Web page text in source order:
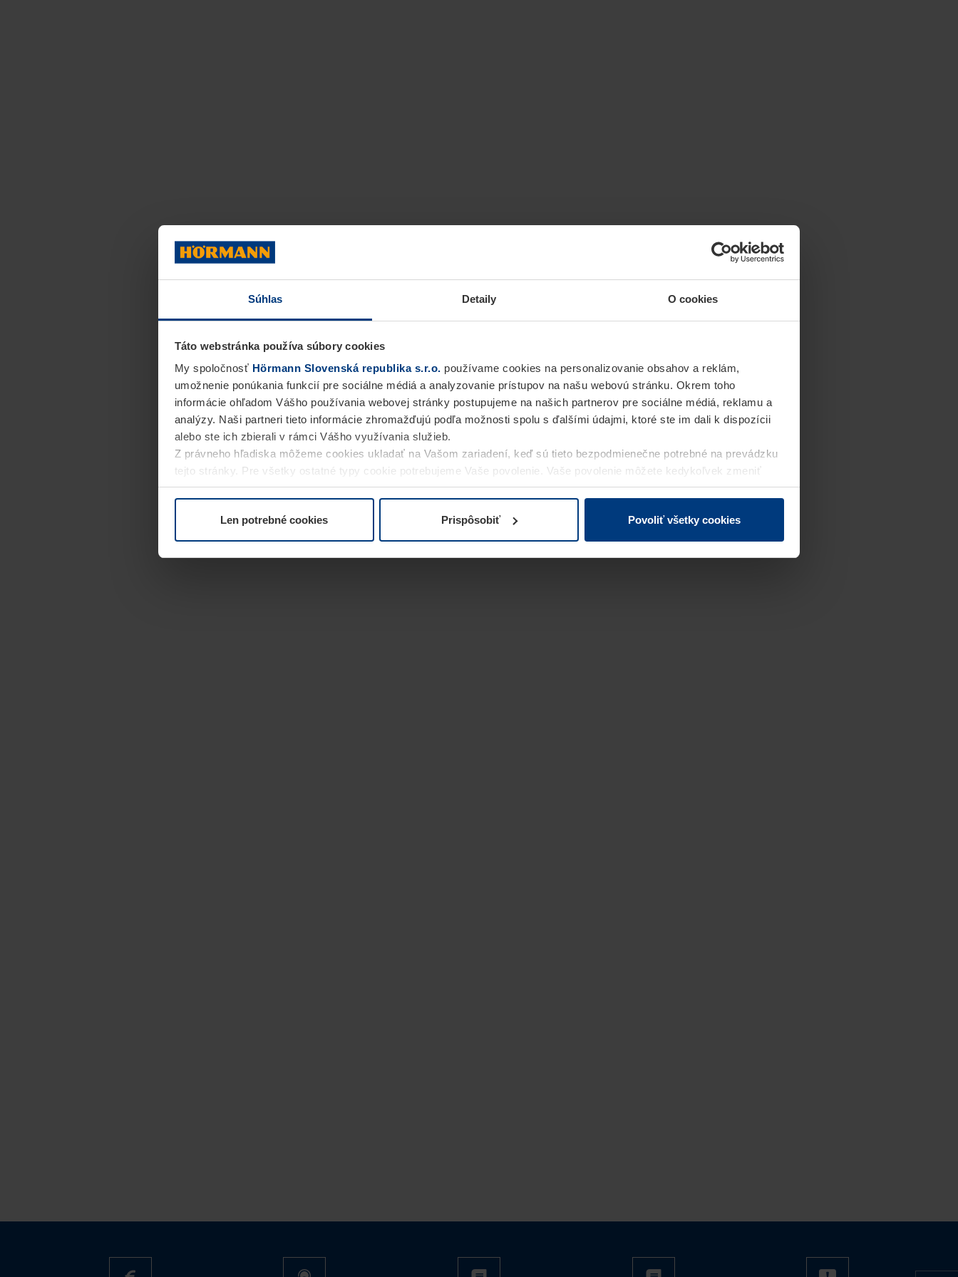
Súhlas Detaily O cookies
Táto webstránka používa súbory cookies
My spoločnosť Hörmann Slovenská republika s.r.o. používame cookies na personalizovanie obsahov a reklám,
umožnenie ponúkania funkcií pre sociálne médiá a analyzovanie prístupov na našu webovú stránku. Okrem toho
informácie ohľadom Vášho používania webovej stránky postupujeme na našich partnerov pre sociálne médiá, reklamu a
analýzy. Naši partneri tieto informácie zhromažďujú podľa možnosti spolu s ďalšími údajmi, ktoré ste im dali k dispozícii
alebo ste ich zbierali v rámci Vášho využívania služieb.
Z právneho hľadiska môžeme cookies ukladať na Vašom zariadení, keď sú tieto bezpodmienečne potrebné na prevádzku
tejto stránky. Pre všetky ostatné typy cookie potrebujeme Vaše povolenie. Vaše povolenie môžete kedykoľvek zmeniť
alebo odvolať vo vysvetlení cookie na stránkeVyhlásenie o ochrane osobných údajovnašej webovej stránky.
Len potrebné cookies Prispôsobiť Povoliť všetky cookies